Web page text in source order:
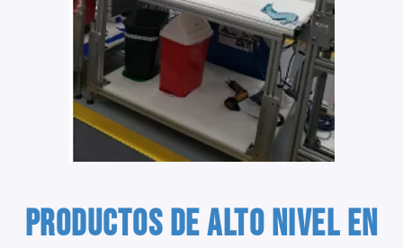
Productos de Alto Nivel en